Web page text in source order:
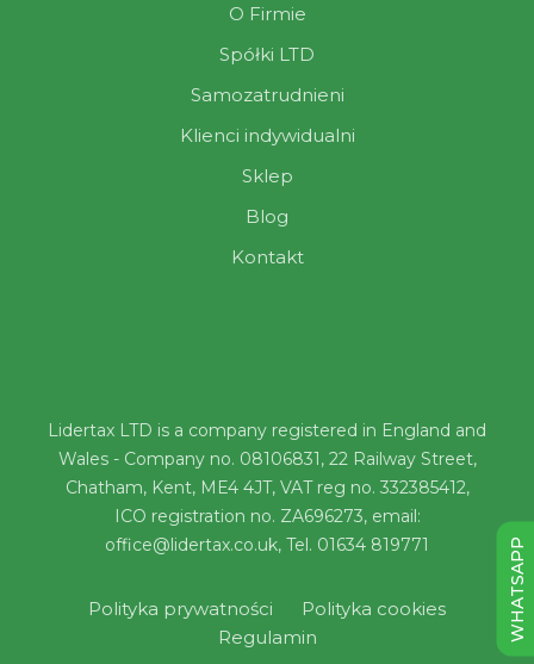
WHATSAPP
O Firmie
Spółki LTD
Samozatrudnieni
Klienci indywidualni
Sklep
Blog
Kontakt
Lidertax LTD is a company registered in England and
Wales - Company no. 08106831, 22 Railway Street,
Chatham, Kent, ME4 4JT, VAT reg no. 332385412,
ICO registration no. ZA696273, email:
office@lidertax.co.uk, Tel. 01634 819771
Polityka prywatności
Polityka cookies
Regulamin